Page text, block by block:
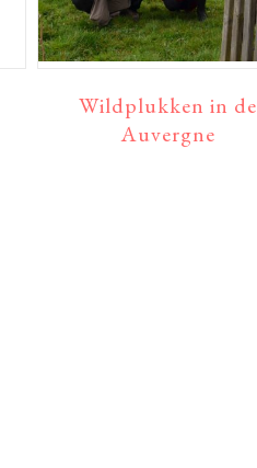
Wildplukken in de
Auvergne